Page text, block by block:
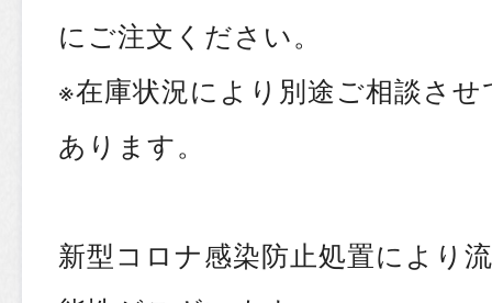
にご注文ください。
※在庫状況により別途ご相談さ
あります。
新型コロナ感染防止処置により